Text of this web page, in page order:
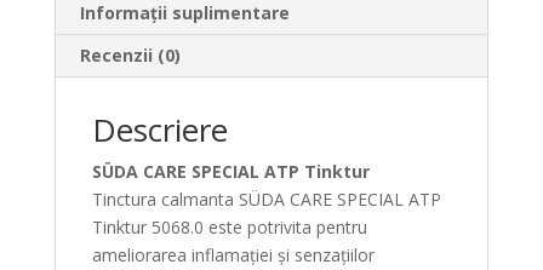
Informații suplimentare
Recenzii (0)
Descriere
SÜDA CARE SPECIAL ATP Tinktur
Tinctura calmanta SÜDA CARE SPECIAL ATP
Tinktur 5068.0 este potrivita pentru
ameliorarea inflamației și senzațiilor